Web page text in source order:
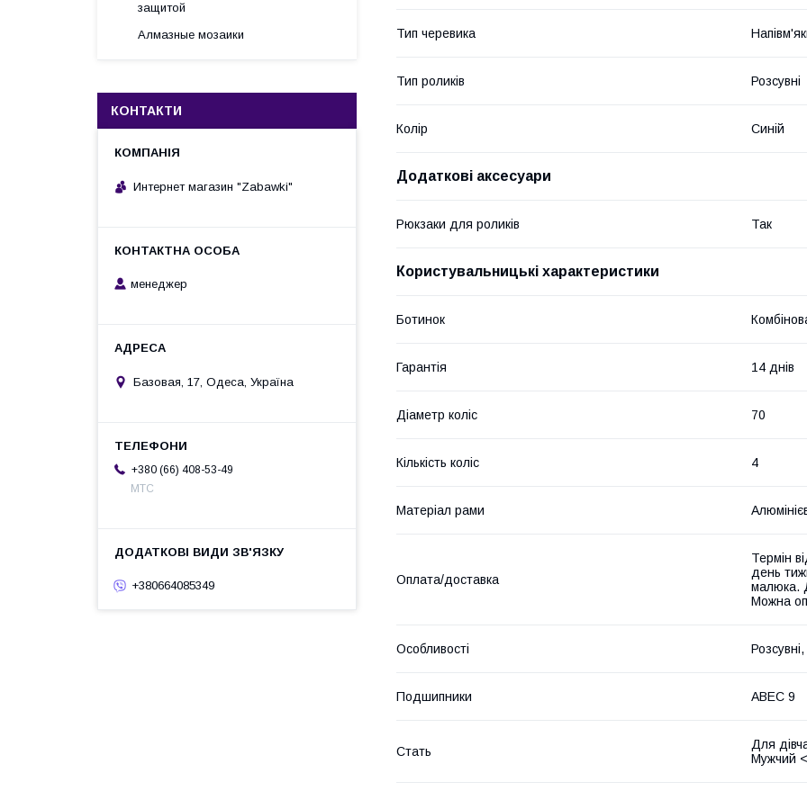
Тип черевика
Тип роликів Розсувні
Колір Синій
Додаткові аксесуари
Рюкзаки для роликів Так
Користувальницькі характеристики
Ботинок
Гарантія 14 днів
Діаметр коліс 70
Кількість коліс 4
Матеріал рами
Оплата/доставка
Термін
день
малюка.
Можна
Особливості
Подшипники ABEC 9
Стать
Для
Мужчий
защитой
Алмазные мозаики
КОНТАКТИ
Интернет магазин "Zabawki"
менеджер
Базовая, 17, Одеса, Україна
+380 (66) 408-53-49
МТС
+380664085349